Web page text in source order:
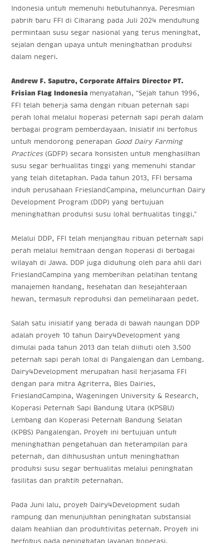
Indonesia untuk memenuhi kebutuhannya. Peresmian
pabrik baru FFI di Cikarang pada Juli 2024 mendukung
permintaan susu segar nasional yang terus meningkat,
sejalan dengan upaya untuk meningkatkan produksi
dalam negeri.
Andrew F. Saputro, Corporate Affairs Director PT.
Frisian Flag Indonesia menyatakan, “Sejak tahun 1996,
FFI telah bekerja sama dengan ribuan peternak sapi
perah lokal melalui koperasi peternak sapi perah dalam
berbagai program pemberdayaan. Inisiatif ini berfokus
untuk mendorong penerapan Good Dairy Farming
Practices (GDFP) secara konsisten untuk menghasilkan
susu segar berkualitas tinggi yang memenuhi standar
yang telah ditetapkan. Pada tahun 2013, FFI bersama
induk perusahaan FrieslandCampina, meluncurkan Dairy
Development Program (DDP) yang bertujuan
meningkatkan produksi susu lokal berkualitas tinggi.”
Melalui DDP, FFI telah menjangkau ribuan peternak sapi
perah melalui kemitraan dengan koperasi di berbagai
wilayah di Jawa. DDP juga didukung oleh para ahli dari
FrieslandCampina yang memberikan pelatihan tentang
manajemen kandang, kesehatan dan kesejahteraan
hewan, termasuk reproduksi dan pemeliharaan pedet.
Salah satu inisiatif yang berada di bawah naungan DDP
adalah proyek 10 tahun Dairy4Development yang
dimulai pada tahun 2013 dan telah diikuti oleh 3.500
peternak sapi perah lokal di Pangalengan dan Lembang.
Dairy4Development merupakan hasil kerjasama FFI
dengan para mitra Agriterra, Bles Dairies,
FrieslandCampina, Wageningen University & Research,
Koperasi Peternak Sapi Bandung Utara (KPSBU)
Lembang dan Koperasi Peternak Bandung Selatan
(KPBS) Pangalengan. Proyek ini bertujuan untuk
meningkatkan pengetahuan dan keterampilan para
peternak, dan dikhususkan untuk meningkatkan
produksi susu segar berkualitas melalui peningkatan
fasilitas dan praktik peternakan.
Pada Juni lalu, proyek Dairy4Development sudah
rampung dan menunjukkan peningkatan substansial
dalam keahlian dan produktivitas peternak. Proyek ini
berfokus pada peningkatan layanan koperasi,